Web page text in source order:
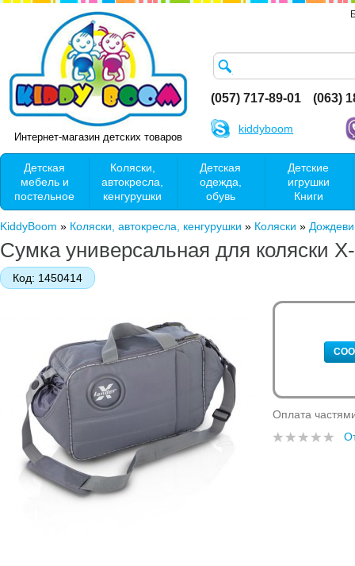
Интернет-магазин детских товаров
(057) 717-89-01 (063)
kiddyboom
Детская
мебель и
постельное
Коляски,
автокресла,
кенгурушки
Детская
одежда,
обувь
Детские
игрушки
Книги
KiddyBoom » Коляски, автокресла, кенгурушки » Коляски »
Сумка универсальная для коляски
Код: 1450414
Оплата